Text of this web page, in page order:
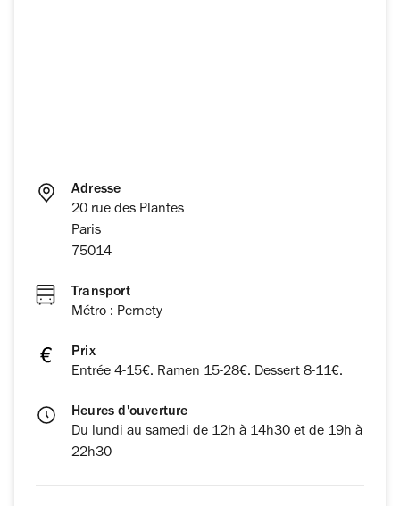
Adresse
20 rue des Plantes
Paris
75014
Transport
Métro : Pernety
Prix
Entrée 4-15€. Ramen 15-28€. Dessert 8-11€.
Heures d'ouverture
Du lundi au samedi de 12h à 14h30 et de 19h à
22h30